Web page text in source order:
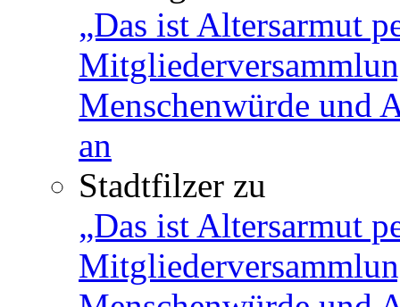
„Das ist Altersarmut
Menschenwürde und
an
Stadtfilzer zu
„Das ist Altersarmut